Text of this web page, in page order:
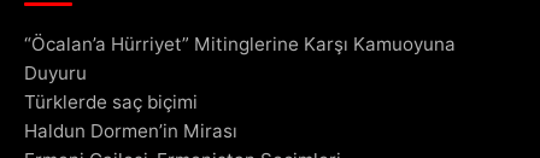
“Öcalan’a Hürriyet” Mitinglerine Karşı Kamuoyuna
Duyuru
Türklerde saç biçimi
Haldun Dormen’in Mirası